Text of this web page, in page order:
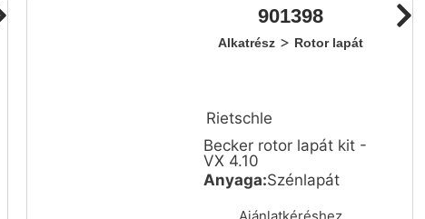
901398
Alkatrész > Rotor lapát
Rietschle
Becker rotor lapát kit -
VX 4.10
Anyaga:Szénlapát